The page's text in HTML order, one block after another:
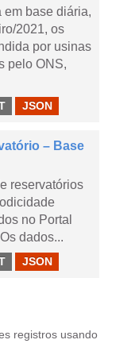
em base diária,
2021, os
por usinas
pelo ONS,
JSON
– Base
reservatórios
no Portal
dados...
JSON
registros usando